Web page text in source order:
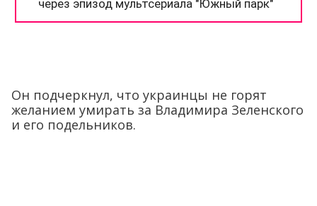
Он подчеркнул, что украинцы не горят
желанием умирать за Владимира Зеленского
и его подельников.